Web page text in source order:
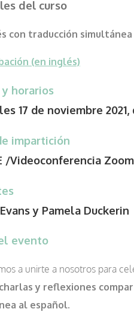
del curso
con traducción
(en inglés)
y horarios
17 de noviembre
impartición
/Videoconferencia Zoom
y Pamela Duckerin
evento
a unirte a nosotros para
y reflexiones
al español.